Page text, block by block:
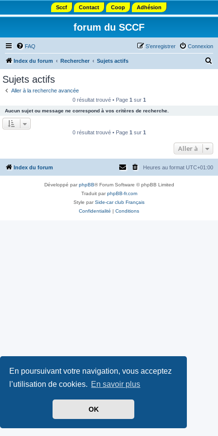
En poursuivant votre navigation, vous acceptez
l’utilisation de cookies. En savoir plus
OK
Sccf Contact Coop Adhésion
forum du SCCF
FAQ Connexion
S’enregistrer
Index du forum Rechercher Sujets actifs
e
r
Sujets actifs
Aller à la recherche avancée
0 résultat trouvé • Page 1 sur 1
Aucun sujet ou message ne correspond à vos critères de recherche.
0 résultat trouvé • Page 1 sur 1
Aller à
Index du forum Heures au format UTC+01:00
Développé parphpBB® Forum Software © phpBB Limited
Traduit parphpBB-fr.com
Style parSide-car club Français
Confidentialité | Conditions